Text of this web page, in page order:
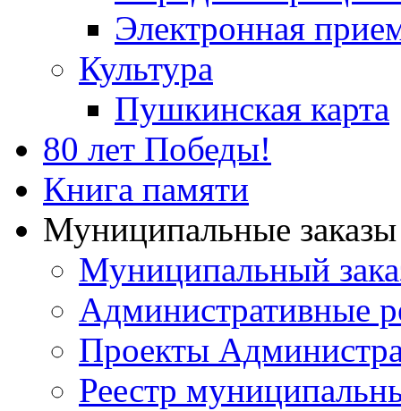
Электронная
Культура
Пушкинская карта
80 лет Победы!
Книга памяти
Муниципальные
Муниципальный
Административные
Проекты
Реестр